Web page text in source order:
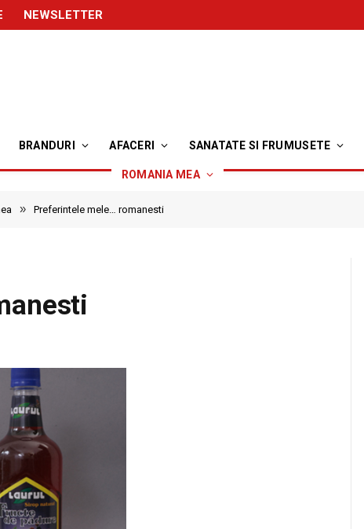
NEWSLETTER
BRANDURI AFACERI SANATATE SI FRUMUSETE
ROMANIA MEA
» Preferintele mele… romanesti